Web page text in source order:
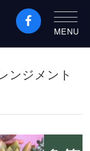
MENU
ンジメント